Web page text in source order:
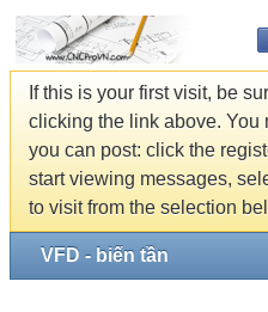
If this is your first visit, be
clicking the link above. You
you can post: click the
start viewing messages,
to visit from the selection
VFD - biến tần